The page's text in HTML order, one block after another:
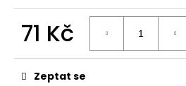
71 Kč
cena:
Zeptat se
u
č
j
e